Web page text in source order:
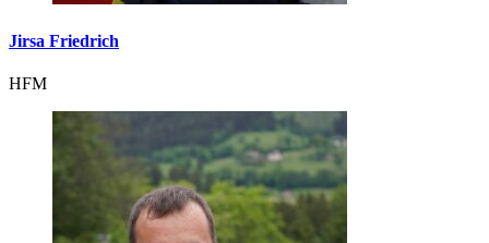
Jirsa Friedrich
HFM